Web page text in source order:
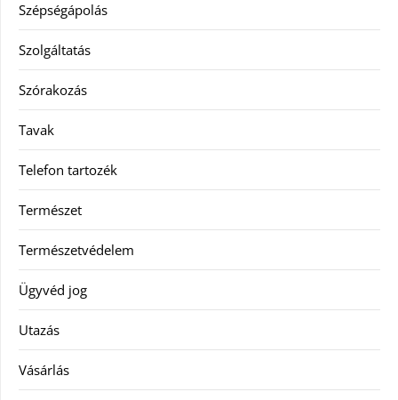
Szépségápolás
Szolgáltatás
Szórakozás
Tavak
Telefon tartozék
Természet
Természetvédelem
Ügyvéd jog
Utazás
Vásárlás